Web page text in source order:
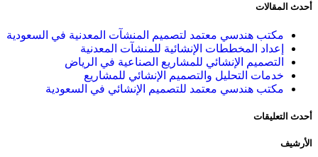
المقالات
مكتب هندسي معتمد لتصميم المنشآت المعدنية في السعودية
إعداد المخططات الإنشائية للمنشآت المعدنية
التصميم الإنشائي للمشاريع الصناعية في الرياض
خدمات التحليل والتصميم الإنشائي للمشاريع
مكتب هندسي معتمد للتصميم الإنشائي في السعودية
التعليقات